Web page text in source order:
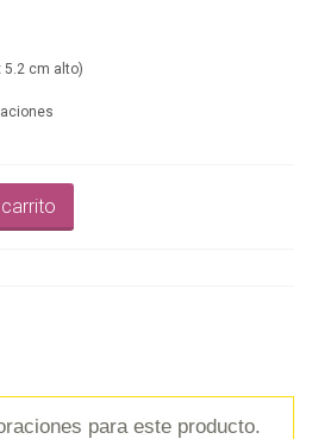
5.2 cm alto)
para este producto.